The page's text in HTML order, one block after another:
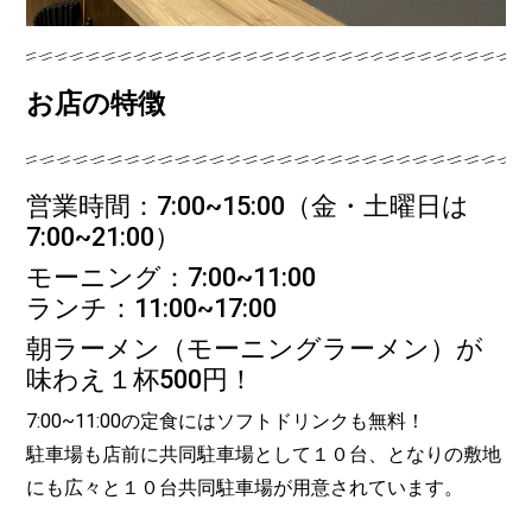
お店の特徴
営業時間：7:00~15:00（金・土曜日は
7:00~21:00）
モーニング：7:00~11:00
ランチ：11:00~17:00
朝ラーメン（モーニングラーメン）が
味わえ１杯500円！
7:00~11:00の定食にはソフトドリンクも無料！
駐車場も店前に共同駐車場として１０台、となりの敷地
にも広々と１０台共同駐車場が用意されています。